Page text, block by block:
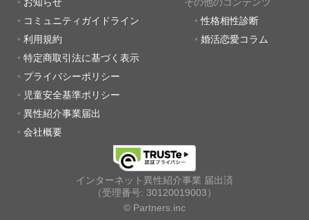
お知らせ
コミュニティガイドライン
利用規約
特定商取引法に基づく表示
プライバシーポリシー
児童安全基準ポリシー
異性紹介事業届出
会社概要
その他のコンテンツ
性格相性診断
婚活恋愛コラム
インターネット異性紹介事業 届出済
（受理番号: 30120019003）
© Partners.inc